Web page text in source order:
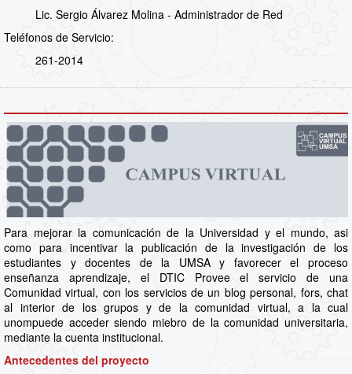
Lic. Sergio Álvarez Molina - Administrador de Red
Teléfonos de Servicio:
261-2014
Para mejorar la comunicación de la Universidad y el mundo, asi
como para incentivar la publicación de la investigación de los
estudiantes y docentes de la UMSA y favorecer el proceso
enseñanza aprendizaje, el DTIC Provee el servicio de una
Comunidad virtual, con los servicios de un blog personal, fors, chat
al interior de los grupos y de la comunidad virtual, a la cual
unompuede acceder siendo miebro de la comunidad universitaria,
mediante la cuenta institucional.
Antecedentes del proyecto